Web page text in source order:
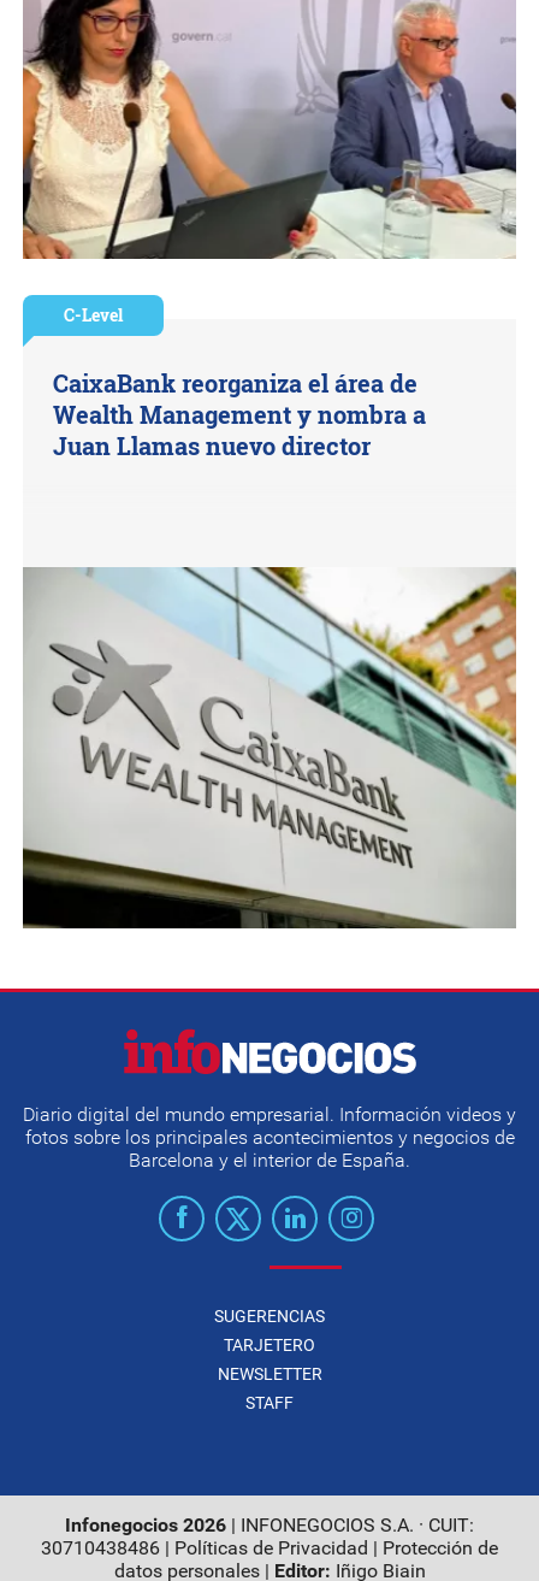
C-Level
CaixaBank reorganiza el área de
Wealth Management y nombra a
Juan Llamas nuevo director
Diario digital del mundo empresarial. Información videos y
fotos sobre los principales acontecimientos y negocios de
Barcelona y el interior de España.
SUGERENCIAS
TARJETERO
NEWSLETTER
STAFF
Infonegocios 2026 | INFONEGOCIOS S.A. · CUIT:
30710438486 | Políticas de Privacidad | Protección de
datos personales| Editor: Iñigo Biain